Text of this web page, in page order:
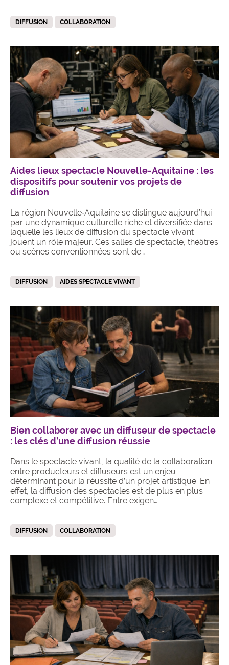
DIFFUSION COLLABORATION
Aides lieux spectacle Nouvelle-Aquitaine : les
dispositifs pour soutenir vos projets de
diffusion
La région Nouvelle‑Aquitaine se distingue aujourd’hui
par une dynamique culturelle riche et diversifiée dans
laquelle les lieux de diffusion du spectacle vivant
jouent un rôle majeur. Ces salles de spectacle, théâtres
ou scènes conventionnées sont de…
DIFFUSION AIDES SPECTACLE VIVANT
Bien collaborer avec un diffuseur de spectacle
: les clés d’une diffusion réussie
Dans le spectacle vivant, la qualité de la collaboration
entre producteurs et diffuseurs est un enjeu
déterminant pour la réussite d’un projet artistique. En
effet, la diffusion des spectacles est de plus en plus
complexe et compétitive. Entre exigen…
DIFFUSION COLLABORATION